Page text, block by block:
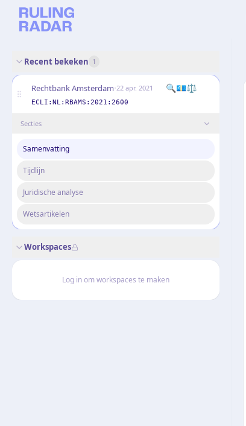
Recent bekeken 1
Rechtbank Amsterdam·22 apr. 2021 🔍💶⚖️
ECLI:NL:RBAMS:2021:2600
Secties
Samenvatting
Tijdlijn
Juridische analyse
Wetsartikelen
Workspaces
Log in om workspaces te maken